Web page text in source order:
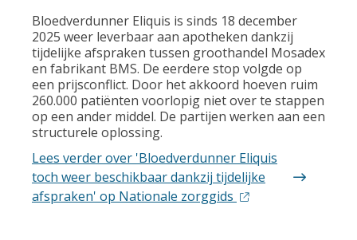
Bloedverdunner Eliquis is sinds 18 december
2025 weer leverbaar aan apotheken dankzij
tijdelijke afspraken tussen groothandel Mosadex
en fabrikant BMS. De eerdere stop volgde op
een prijsconflict. Door het akkoord hoeven ruim
260.000 patiënten voorlopig niet over te stappen
op een ander middel. De partijen werken aan een
structurele oplossing.
Lees verderover 'Bloedverdunner Eliquis
toch weer beschikbaar dankzij tijdelijke
afspraken' op Nationale zorggids